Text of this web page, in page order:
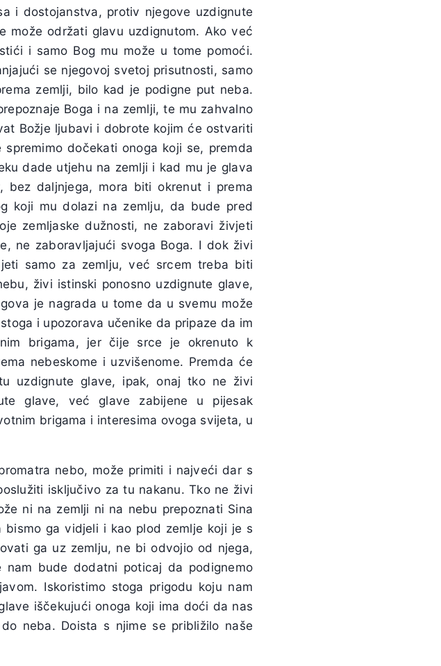
i dostojanstva, protiv njegove uzdignute
može održati glavu uzdignutom. Ako već
i samo Bog mu može u tome pomoći.
se njegovoj svetoj prisutnosti, samo
zemlji, bilo kad je podigne put neba.
Boga i na zemlji, te mu zahvalno
Božje ljubavi i dobrote kojim će ostvariti
dočekati onoga koji se, premda
dade utjehu na zemlji i kad mu je glava
bez daljnjega, mora biti okrenut i prema
koji mu dolazi na zemlju, da bude pred
zemljaske dužnosti, ne zaboravi živjeti
ne zaboravljajući svoga Boga. I dok živi
samo za zemlju, već srcem treba biti
živi istinski ponosno uzdignute glave,
je nagrada u tome da u svemu može
i upozorava učenike da pripaze da im
brigama, jer čije srce je okrenuto k
nebeskome i uzvišenome. Premda će
uzdignute glave, ipak, onaj tko ne živi
glave, već glave zabijene u pijesak
brigama i interesima ovoga svijeta, u
nebo, može primiti i najveći dar s
isključivo za tu nakanu. Tko ne živi
ni na zemlji ni na nebu prepoznati Sina
ga vidjeli i kao plod zemlje koji je s
ga uz zemlju, ne bi odvojio od njega,
bude dodatni poticaj da podignemo
Iskoristimo stoga prigodu koju nam
iščekujući onoga koji ima doći da nas
neba. Doista s njime se približilo naše